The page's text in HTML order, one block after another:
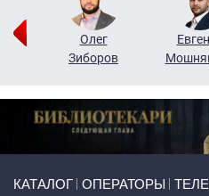
Олег
Зиборов
КАТАЛОГ ОПЕРАТОРЫ